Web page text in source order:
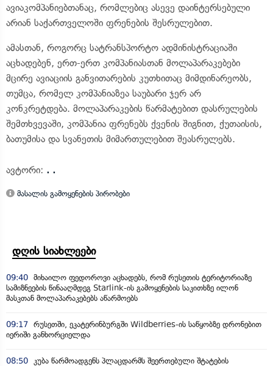
ავიაკომპანიებთანაც, რომლებიც ასევე დაინტერსებული
არიან საქართველოში ფრენების შესრულებით.
ამასთან, როგორც სატრანსპორტო ადმინისტრაციაში
აცხადებენ, ერთ-ერთ კომპანიასთან მოლაპარაკებები
მცირე ავიაციის განვითარების კუთხითაც მიმდინარეობს,
თუმცა, რომელ კომპანიაზეა საუბარი ჯერ არ
კონკრეტდება. მოლაპარაკების წარმატებით დასრულების
შემთხვევაში, კომპანია ფრენებს ქვენის შიგნით, ქუთაისის,
ბათუმისა და სვანეთის მიმართულებით შეასრულებს.
ავტორი: . .
მასალის გამოყენების პირობები
დღის სიახლეები
09:40 მიხაილო ფედოროვი აცხადებს, რომ რუსეთის ტერიტორიაზე
სამიზნეების წინააღმდეგ Starlink-ის გამოყენების საკითხზე ილონ
მასკთან მოლაპარაკებებს აწარმოებს
09:17 რუსეთში, ეკატერინბურგში Wildberries-ის საწყობზე დრონებით
იერიში განხორციელდა
08:50 კუბა წარმოადგენს პლაცდარმს შეერთებული შტატების